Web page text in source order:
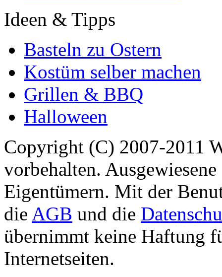
Ideen & Tipps
Basteln zu Ostern
Kostüm selber machen
Grillen & BBQ
Halloween
Copyright (C) 2007-2011
vorbehalten.
Eigentümern. Mit der
die AGB und die
übernimmt keine Haftung
Internetseiten.